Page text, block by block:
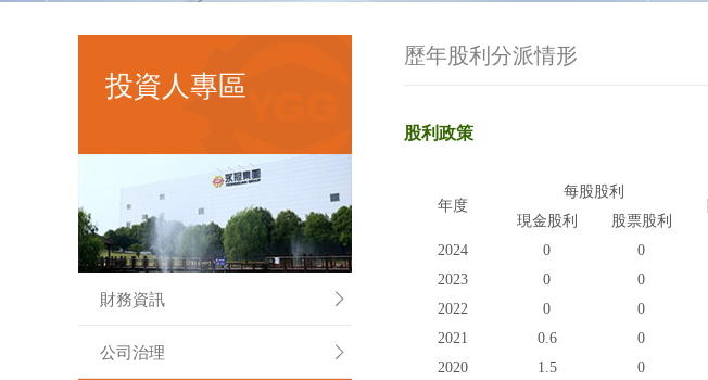
投資人專區
財務資訊 
公司治理 
歷年股利分派情形
股利政策
年度
每股股利
現金股利
股票股利
2024
0 0
2023
0 0
2022
0 0
2021
0.6 0
2020
1.5 0